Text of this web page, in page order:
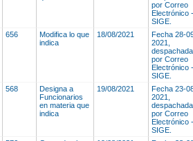
por Correo
Electrónico -
SIGE.
656
Modifica lo que
indica
18/08/2021
Fecha 28-
2021,
despachada
por Correo
Electrónico -
SIGE.
568
Designa a
Funcionarios
en materia que
indica
19/08/2021
Fecha 23-
2021,
despachada
por Correo
Electrónico -
SIGE.